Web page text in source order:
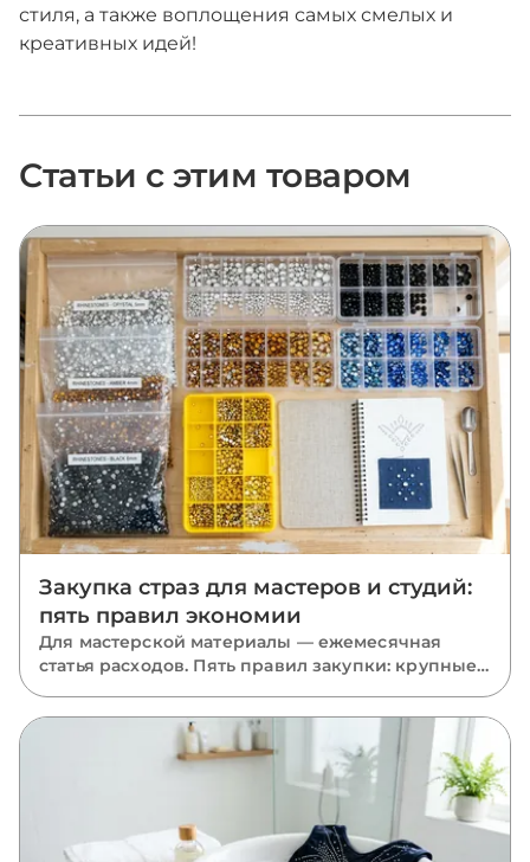
стиля, а также воплощения самых смелых и
креативных идей!
Статьи с этим товаром
Закупка страз для мастеров и студий:
пять правил экономии
Для мастерской материалы — ежемесячная
статья расходов. Пять правил закупки: крупные
там, где он уместен, и одна партия на проект.